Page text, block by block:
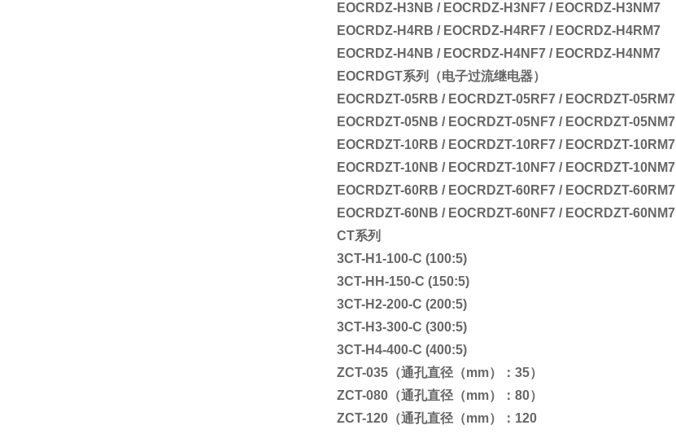
EOCRDZ-H3NB / EOCRDZ-H3NF7 / EOCRDZ-H3NM7
EOCRDZ-H4RB / EOCRDZ-H4RF7 / EOCRDZ-H4RM7
EOCRDZ-H4NB / EOCRDZ-H4NF7 / EOCRDZ-H4NM7
EOCRDGT系列
（电子过流继电器）
EOCRDZT-05RB / EOCRDZT-05RF7 / EOCRDZT-05RM7
EOCRDZT-05NB / EOCRDZT-05NF7 / EOCRDZT-05NM7
EOCRDZT-10RB / EOCRDZT-10RF7 / EOCRDZT-10RM7
EOCRDZT-10NB / EOCRDZT-10NF7 / EOCRDZT-10NM7
EOCRDZT-60RB / EOCRDZT-60RF7 / EOCRDZT-60RM7
EOCRDZT-60NB / EOCRDZT-60NF7 / EOCRDZT-60NM7
CT系列
3CT-H1-100-C (100:5)
3CT-HH-150-C (150:5)
3CT-H2-200-C (200:5)
3CT-H3-300-C (300:5)
3CT-H4-400-C (400:5)
ZCT-035（通孔直径（mm）：35）
ZCT-080（通孔直径（mm）：80）
ZCT-120（通孔直径（mm）：120